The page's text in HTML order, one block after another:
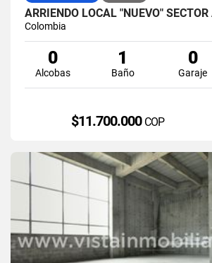
ARRIENDO LOCAL "NUEVO"
Colombia
0
Alcobas
1
Baño
0
Garaje
$11.700.000 COP